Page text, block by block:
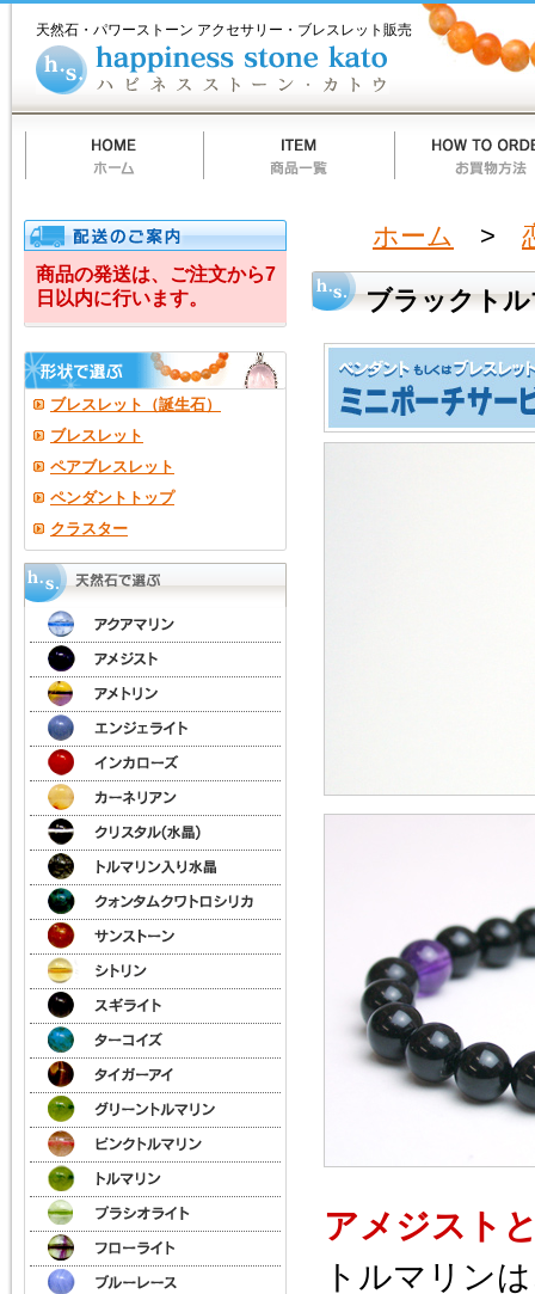
天然石・パワーストーン アクセサリー・ブレスレット販売
ブ
ラ
ッ
ル
マ
リ
ン
2
Ａ・
ア
メ
ジ
ス
ト
Ａ
ホ
商
お
質
当
内
お
ー
商品の発送は、ご注文から7
日以内に行います。
ブレスレット（誕生石）
ブレスレット
ペアブレスレット
ペンダントトップ
クラスター
ホーム >
ブラックト
アメジスト
トルマリン
ハ
ト